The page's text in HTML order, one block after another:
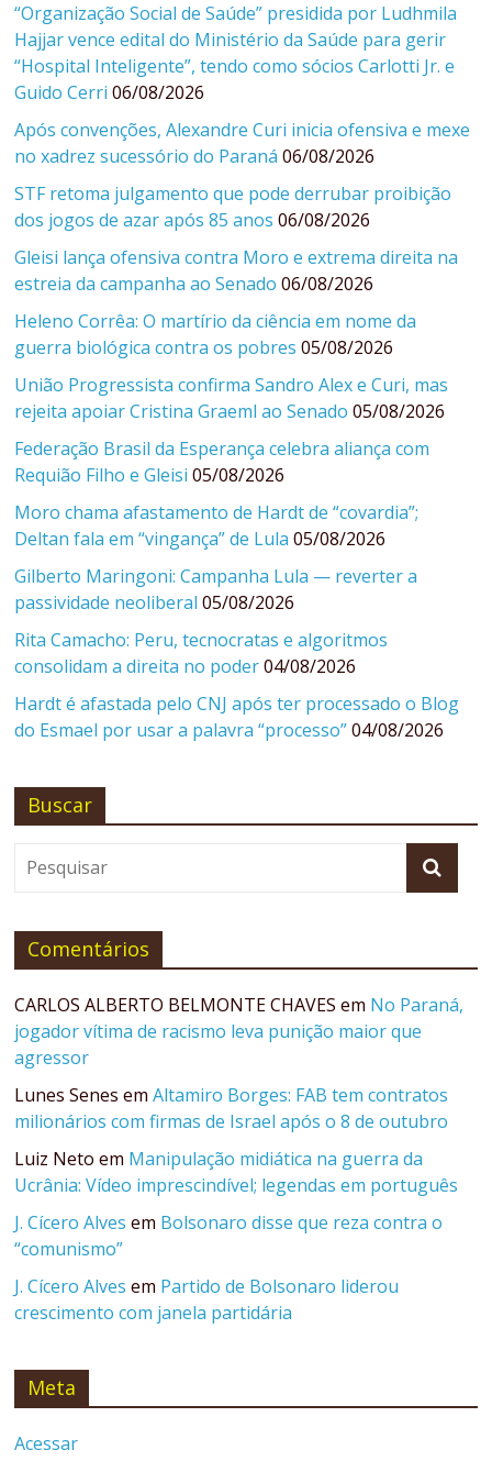
“Organização Social de Saúde” presidida por Ludhmila
Hajjar vence edital do Ministério da Saúde para gerir
“Hospital Inteligente”, tendo como sócios Carlotti Jr. e
Guido Cerri 06/08/2026
Após convenções, Alexandre Curi inicia ofensiva e mexe
no xadrez sucessório do Paraná 06/08/2026
STF retoma julgamento que pode derrubar proibição
dos jogos de azar após 85 anos 06/08/2026
Gleisi lança ofensiva contra Moro e extrema direita na
estreia da campanha ao Senado 06/08/2026
Heleno Corrêa: O martírio da ciência em nome da
guerra biológica contra os pobres 05/08/2026
União Progressista confirma Sandro Alex e Curi, mas
rejeita apoiar Cristina Graeml ao Senado 05/08/2026
Federação Brasil da Esperança celebra aliança com
Requião Filho e Gleisi 05/08/2026
Moro chama afastamento de Hardt de “covardia”;
Deltan fala em “vingança” de Lula 05/08/2026
Gilberto Maringoni: Campanha Lula — reverter a
passividade neoliberal 05/08/2026
Rita Camacho: Peru, tecnocratas e algoritmos
consolidam a direita no poder 04/08/2026
Hardt é afastada pelo CNJ após ter processado o Blog
do Esmael por usar a palavra “processo” 04/08/2026
Buscar
Comentários
CARLOS ALBERTO BELMONTE CHAVES em No Paraná,
jogador vítima de racismo leva punição maior que
agressor
Lunes Senes emAltamiro Borges: FAB tem contratos
milionários com firmas de Israel após o 8 de outubro
Luiz Neto em Manipulação midiática na guerra da
Ucrânia: Vídeo imprescindível; legendas em português
J. Cícero Alves em Bolsonaro disse que reza contra o
“comunismo”
J. Cícero Alves em Partido de Bolsonaro liderou
crescimento com janela partidária
Meta
Acessar